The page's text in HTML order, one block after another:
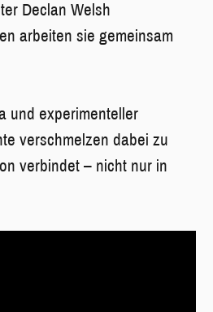
Declan Welsh
arbeiten sie gemeinsam
und experimenteller
verschmelzen dabei zu
verbindet – nicht nur in